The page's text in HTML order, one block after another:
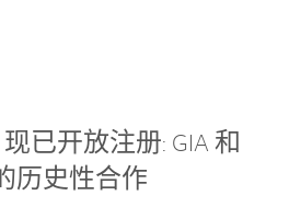
现已开放注册: GIA 和
历史性合作